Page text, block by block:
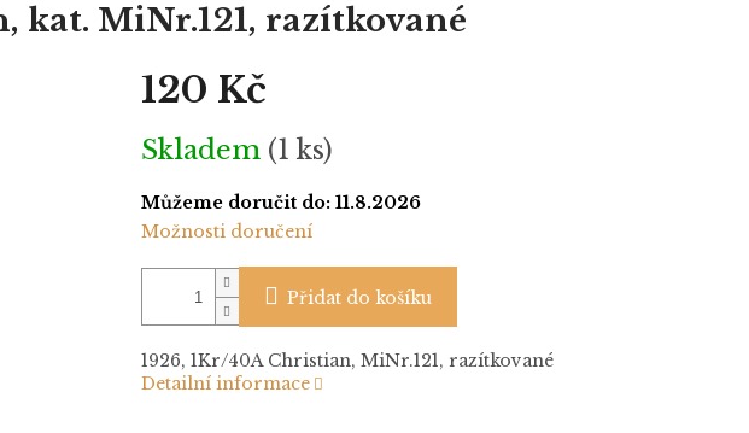
kat. MiNr.121, razítkované
120 Kč
Měrná
cena:
Skladem (1 ks)
Můžeme doručit do: 11.8.2026
Možnosti doručení
Přidat do košíku
1926, 1Kr/40A Christian, MiNr.121, razítkované
Detailní informace